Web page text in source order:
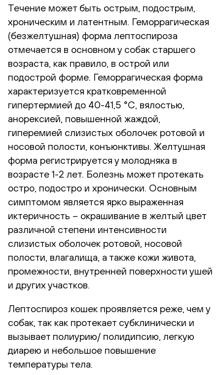
Течение может быть острым, подострым,
хроническим и латентным. Геморрагическая
(безжелтушная) форма лептоспироза
отмечается в основном у собак старшего
возраста, как правило, в острой или
подострой форме. Геморрагическая форма
характеризуется кратковременной
гипертермией до 40-41,5 °С, вялостью,
анорексией, повышенной жаждой,
гиперемией слизистых оболочек ротовой и
носовой полости, конъюнктивы. Желтушная
форма регистрируется у молодняка в
возрасте 1-2 лет. Болезнь может протекать
остро, подостро и хронически. Основным
симптомом является ярко выраженная
иктеричность – окрашивание в желтый цвет
различной степени интенсивности
слизистых оболочек ротовой, носовой
полости, влагалища, а также кожи живота,
промежности, внутренней поверхности ушей
и других участков.
Лептоспироз кошек проявляется реже, чем у
собак, так как протекает субклинически и
вызывает полиурию/ полидипсию, легкую
диарею и небольшое повышение
температуры тела.